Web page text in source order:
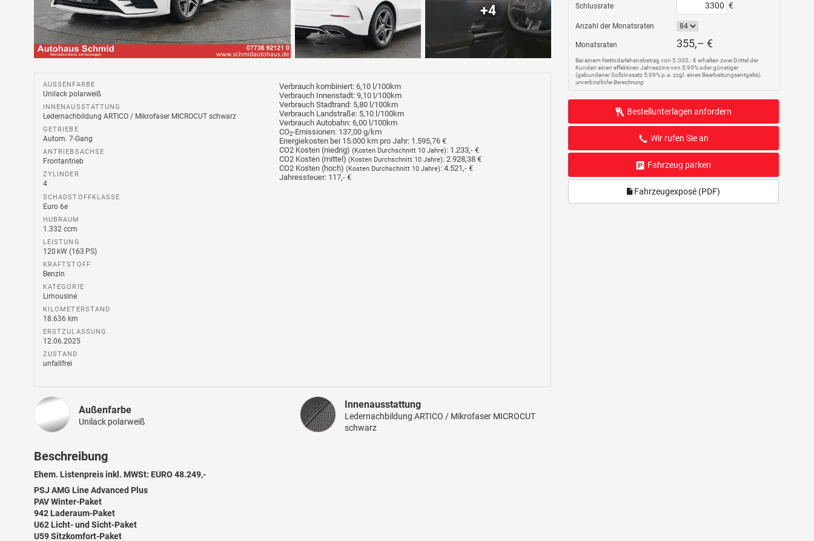
Schlussrate €
Anzahl der Monatsraten
Monatsraten 355,– €
Bei einem Nettodarlehensbetrag von 5.000,- € erhalten zwei Drittel der
Kunden einen effektiven Jahreszins von 5,99% oder günstiger
(gebundener Sollzinssatz 5,99% p.a. zzgl. eines Bearbeitungsentgelts).
unverbindliche Berechnung
Bestellunterlagen anfordern
Wir rufen Sie an
Fahrzeug parken
Fahrzeugexposé (PDF)
+4
AUSSENFARBE
Unilack polarweiß
INNENAUSSTATTUNG
Ledernachbildung ARTICO / Mikrofaser MICROCUT schwarz
GETRIEBE
Autom. 7-Gang
ANTRIEBSACHSE
Frontantrieb
ZYLINDER
4
SCHADSTOFFKLASSE
Euro 6e
HUBRAUM
1.332 ccm
LEISTUNG
120 kW (163 PS)
KRAFTSTOFF
Benzin
KATEGORIE
Limousine
KILOMETERSTAND
18.636 km
ERSTZULASSUNG
12.06.2025
ZUSTAND
unfallfrei
Verbrauch kombiniert: 6,10 l/100km
Verbrauch Innenstadt: 9,10 l/100km
Verbrauch Stadtrand: 5,80 l/100km
Verbrauch Landstraße: 5,10 l/100km
Verbrauch Autobahn: 6,00 l/100km
CO2-Emissionen: 137,00 g/km
Energiekosten bei 15.000 km pro Jahr: 1.595,76 €
CO2 Kosten (niedrig) (Kosten Durchschnitt 10 Jahre): 1.233,- €
CO2 Kosten (mittel) (Kosten Durchschnitt 10 Jahre): 2.928,38 €
CO2 Kosten (hoch) (Kosten Durchschnitt 10 Jahre): 4.521,- €
Jahressteuer: 117,- €
Außenfarbe
Unilack polarweiß
InnenausstattungInnenausstattung
Ledernachbildung ARTICO / Mikrofaser MICROCUT
schwarz
Beschreibung
Ehem. Listenpreis inkl. MWSt: EURO 48.249,-
PSJ AMG Line Advanced Plus
PAV Winter-Paket
942 Laderaum-Paket
U62 Licht- und Sicht-Paket
U59 Sitzkomfort-Paket